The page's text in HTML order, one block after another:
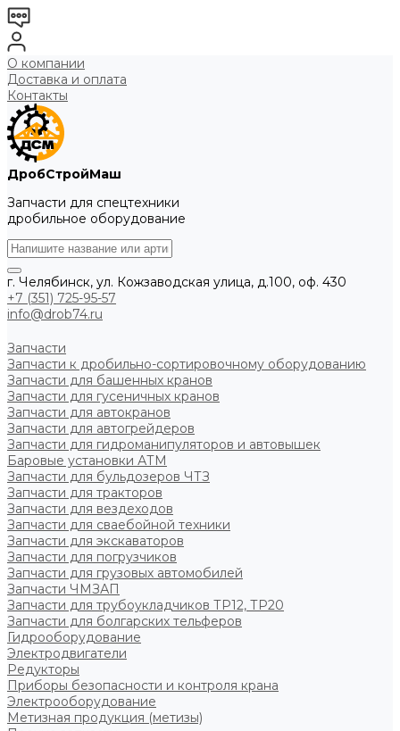
О компании
Доставка и оплата
Контакты
ДробСтройМаш
Запчасти для спецтехники
дробильное оборудование
г. Челябинск, ул. Кожзаводская улица, д.100, оф. 430
+7 (351) 725-95-57
info@drob74.ru
Запчасти
Запчасти к дробильно-сортировочному оборудованию
Запчасти для башенных кранов
Запчасти для гусеничных кранов
Запчасти для автокранов
Запчасти для автогрейдеров
Запчасти для гидроманипуляторов и автовышек
Баровые установки АТМ
Запчасти для бульдозеров ЧТЗ
Запчасти для тракторов
Запчасти для вездеходов
Запчасти для сваебойной техники
Запчасти для экскаваторов
Запчасти для погрузчиков
Запчасти для грузовых автомобилей
Запчасти ЧМЗАП
Запчасти для трубоукладчиков ТР12, ТР20
Запчасти для болгарских тельферов
Гидрооборудование
Электродвигатели
Редукторы
Приборы безопасности и контроля крана
Электрооборудование
Метизная продукция (метизы)